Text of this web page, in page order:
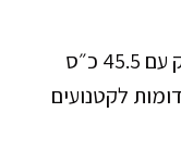
לקטנועים